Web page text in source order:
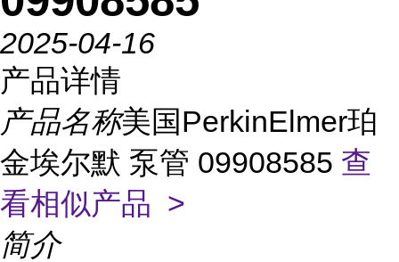
2025-04-16
产品详情
产品名称美国PerkinElmer珀
金埃尔默 泵管 09908585 查
看相似产品 >
简介